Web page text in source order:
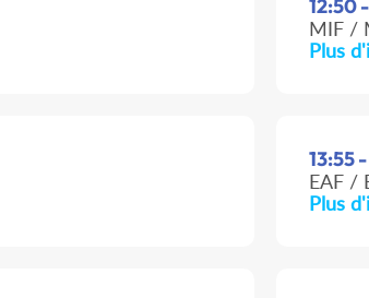
12:50
MIF /
Plus
13:55
EAF /
Plus